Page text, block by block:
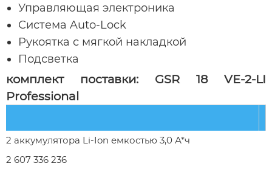
Управляющая электроника
Система Auto-Lock
Рукоятка с мягкой накладкой
Подсветка
комплект поставки: GSR 18 VE-2-LI
Professional
2 аккумулятора Li-Ion емкостью 3,0 А*ч
2 607 336 236